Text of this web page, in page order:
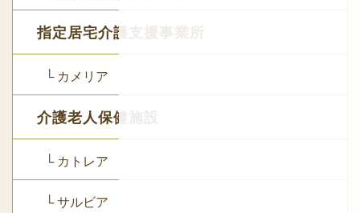
指定居宅介護支援事業所
└ カメリア
介護老人保健施設
└ カトレア
└ サルビア